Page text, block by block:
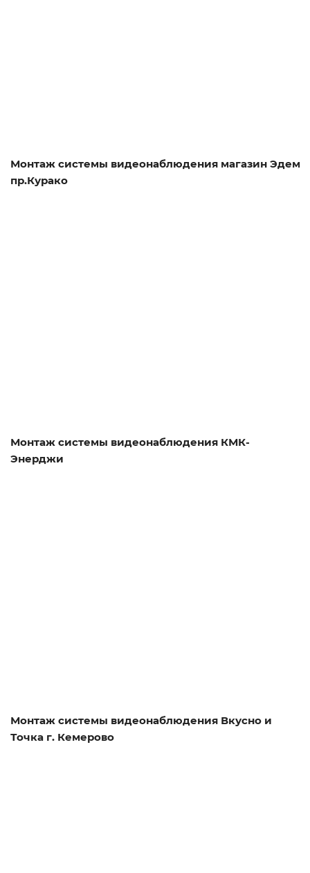
Монтаж системы видеонаблюдения магазин Эдем
пр.Курако
Монтаж системы видеонаблюдения КМК-
Энерджи
Монтаж системы видеонаблюдения Вкусно и
Точка г. Кемерово